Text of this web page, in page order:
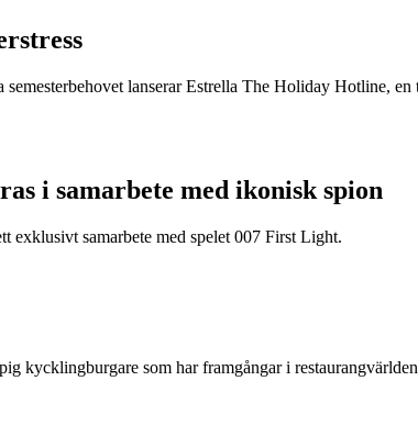
lanserar Estrella The Holiday Hotline,
i samarbete med ikonisk spion
exklusivt samarbete med spelet 007 First Light.
kycklingburgare som har framgångar i